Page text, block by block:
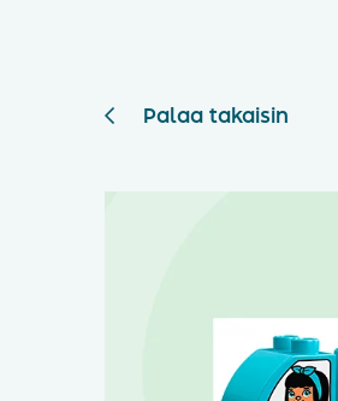
Palaa takaisin